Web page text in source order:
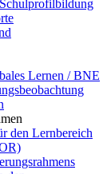
Lernen / BNE
den Lernbereich